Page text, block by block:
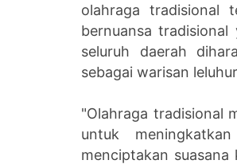
olahraga tradisional
bernuansa
seluruh daerah
sebagai warisan
"Olahraga tradisional
untuk
menciptakan